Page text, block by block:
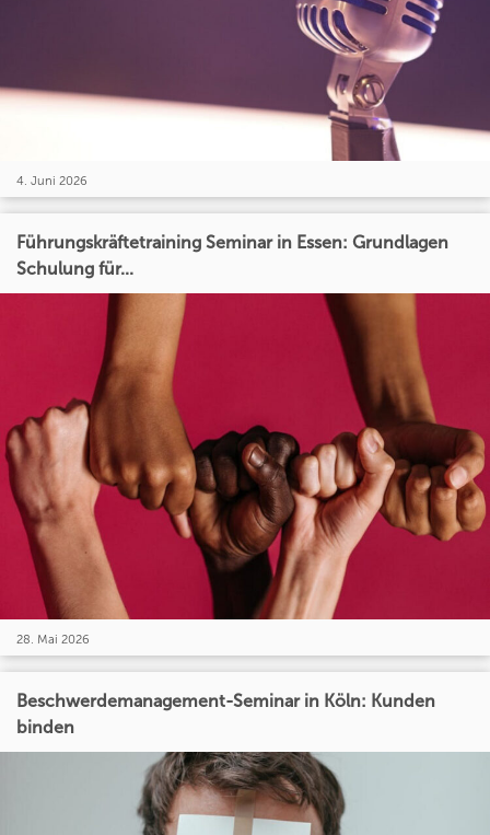
4. Juni 2026
Führungskräftetraining Seminar in Essen: Grundlagen
Schulung für...
28. Mai 2026
Beschwerdemanagement-Seminar in Köln: Kunden
binden